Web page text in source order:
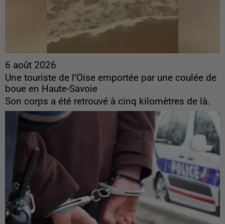
6 août 2026
Une touriste de l’Oise emportée par une coulée de
boue en Haute-Savoie
Son corps a été retrouvé à cinq kilomètres de là.